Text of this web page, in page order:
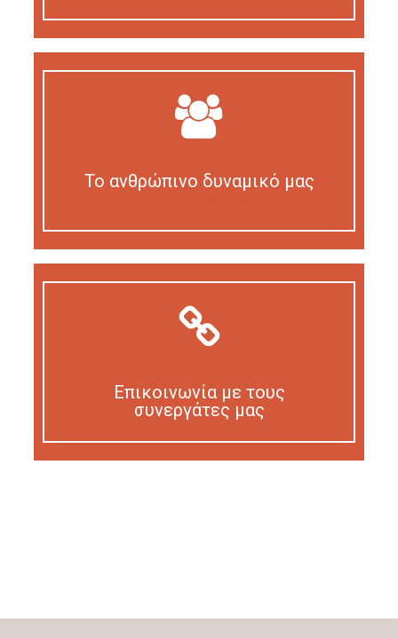
Το ανθρώπινο δυναμικό μας
Επικοινωνία με τους
συνεργάτες μας